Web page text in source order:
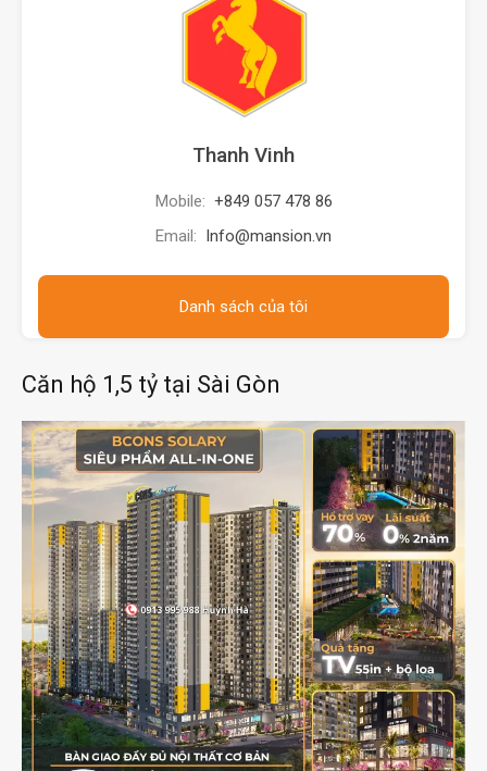
Thanh Vinh
Mobile: +849 057 478 86
Email: Info@mansion.vn
Danh sách của tôi
Căn hộ 1,5 tỷ tại Sài Gòn